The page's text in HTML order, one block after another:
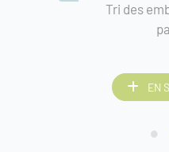
Tri des
EN